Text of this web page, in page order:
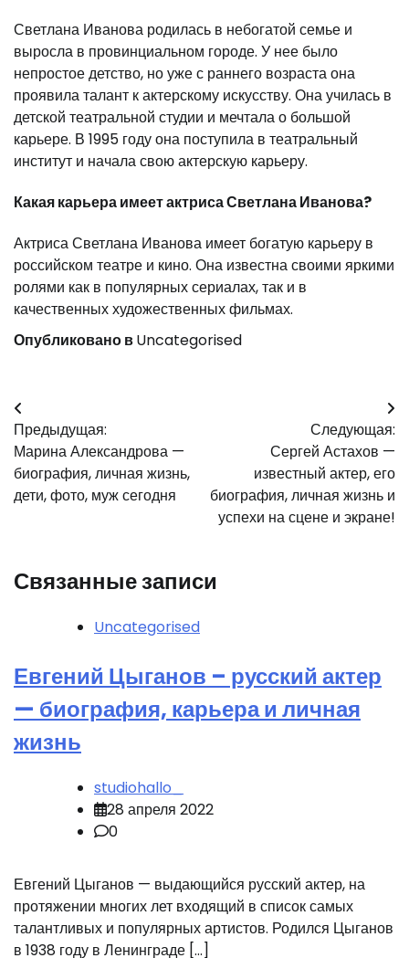
Светлана Иванова родилась в небогатой семье и
выросла в провинциальном городе. У нее было
непростое детство, но уже с раннего возраста она
проявила талант к актерскому искусству. Она училась в
детской театральной студии и мечтала о большой
карьере. В 1995 году она поступила в театральный
институт и начала свою актерскую карьеру.
Какая карьера имеет актриса Светлана Иванова?
Актриса Светлана Иванова имеет богатую карьеру в
российском театре и кино. Она известна своими яркими
ролями как в популярных сериалах, так и в
качественных художественных фильмах.
Опубликовано вUncategorised
Навигация
по
записям
Предыдущая:
Марина Александрова —
биография, личная жизнь,
дети, фото, муж сегодня
Следующая:
Сергей Астахов —
известный актер, его
биография, личная жизнь и
успехи на сцене и экране!
Связанные записи
Uncategorised
Евгений Цыганов – русский актер
— биография, карьера и личная
жизнь
studiohallo_
28 апреля 2022
0
Евгений Цыганов — выдающийся русский актер, на
протяжении многих лет входящий в список самых
талантливых и популярных артистов. Родился Цыганов
в 1938 году в Ленинграде […]